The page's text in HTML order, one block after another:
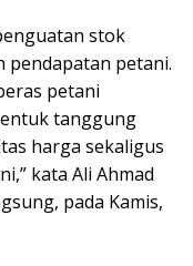
stok
pendapatan petani.
petani
tanggung
harga sekaligus
kata Ali Ahmad
pada Kamis,